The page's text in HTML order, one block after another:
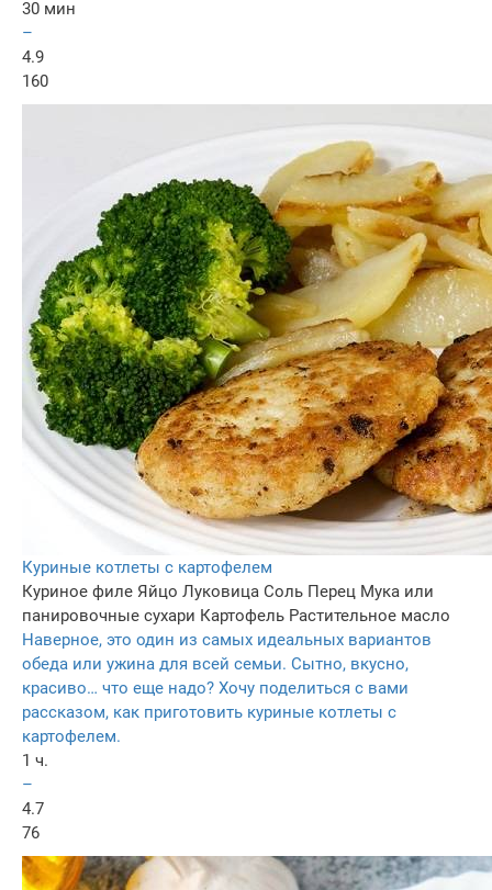
30 мин
–
4.9
160
Куриные котлеты с картофелем
Куриное филе Яйцо Луковица Соль Перец Мука или
панировочные сухари Картофель Растительное масло
Наверное, это один из самых идеальных вариантов
обеда или ужина для всей семьи. Сытно, вкусно,
красиво… что еще надо? Хочу поделиться с вами
рассказом, как приготовить куриные котлеты с
картофелем.
1 ч.
–
4.7
76